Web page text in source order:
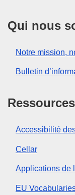
Qui nous
Notre mission,
Bulletin
Ressources
Accessibilité
Cellar
Applications de
EU